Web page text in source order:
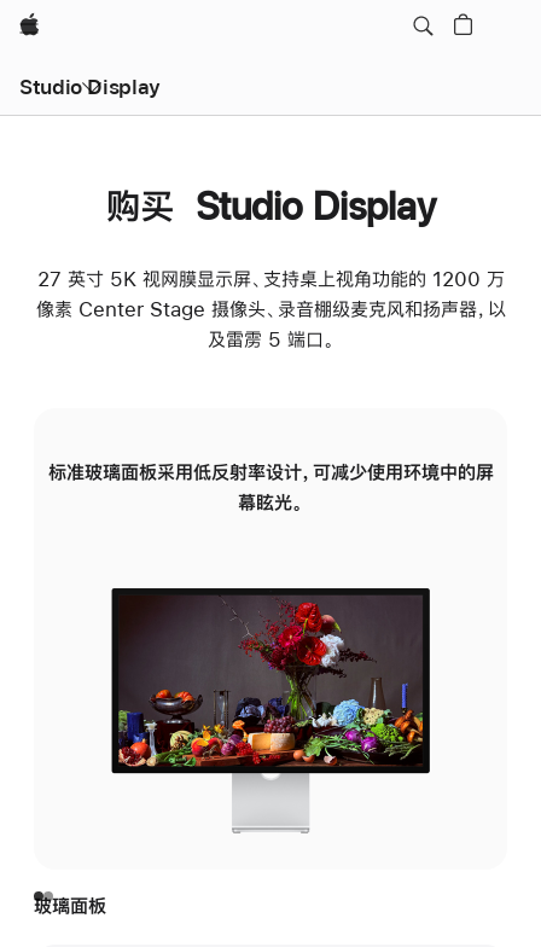
Apple
Studio Display
购买 Studio Display
27 英寸 5K 视网膜显示屏、支持桌上视角功能的 1200 万
像素 Center Stage 摄像头、录音棚级麦克风和扬声器，以
及雷雳 5 端口。
标准玻璃面板采用低反射率设计，可减少使用环境中的屏
幕眩光。
玻璃面板